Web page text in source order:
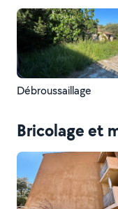
Débroussaillage
Bricolage et